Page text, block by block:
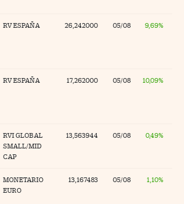
RV ESPAÑA 26,242000 05/08 9,69%
RV ESPAÑA 17,262000 05/08 10,09%
RVI GLOBAL
SMALL/MID
CAP
13,563944 05/08 0,49%
MONETARIO
EURO
13,167483 05/08 1,10%